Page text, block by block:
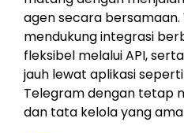
agen secara bersamaan.
mendukung integrasi
fleksibel melalui API,
jauh lewat aplikasi
Telegram dengan tetap
dan tata kelola yang